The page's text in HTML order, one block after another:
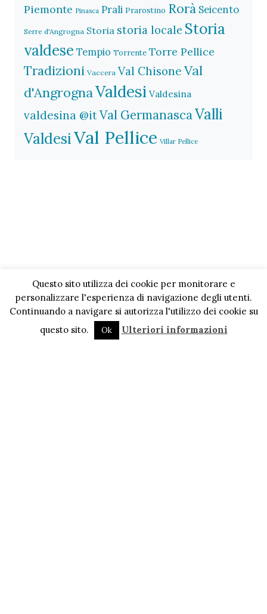
Piemonte Pinasca Prali Prarostino Rorà Seicento
Serre d'Angrogna Storia storia locale Storia
valdese Tempio Torrente Torre Pellice
Tradizioni Vaccera Val Chisone Val
d'AngrognaValdesi Valdesina
valdesina @itVal GermanascaValli
ValdesiVal Pellice Villar Pellice
Questo sito utilizza dei cookie per monitorare e
personalizzare l'esperienza di navigazione degli utenti.
Continuando a navigare si autorizza l'utilizzo dei cookie su
questo sito.
Ok Ulteriori informazioni